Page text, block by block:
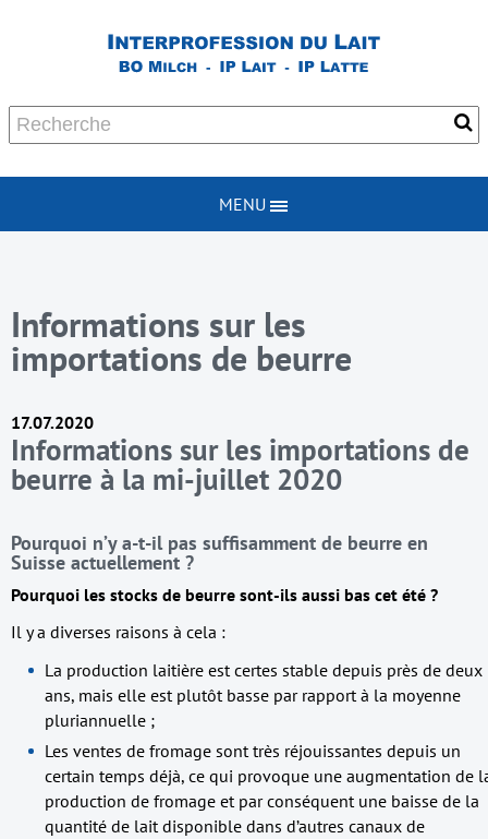
MENU
Informations sur les
importations de beurre
17.07.2020
Informations sur les importations de
beurre à la mi-juillet 2020
Pourquoi n’y a-t-il pas suffisamment de beurre en
Suisse actuellement ?
Pourquoi les stocks de beurre sont-ils aussi bas cet été ?
Il y a diverses raisons à cela :
La production laitière est certes stable depuis près de deux
ans, mais elle est plutôt basse par rapport à la moyenne
pluriannuelle ;
Les ventes de fromage sont très réjouissantes depuis un
certain temps déjà, ce qui provoque une augmentation de
production de fromage et par conséquent une baisse de la
quantité de lait disponible dans d’autres canaux de